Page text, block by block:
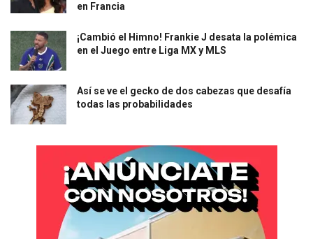
en Francia
¡Cambió el Himno! Frankie J desata la polémica
en el Juego entre Liga MX y MLS
Así se ve el gecko de dos cabezas que desafía
todas las probabilidades